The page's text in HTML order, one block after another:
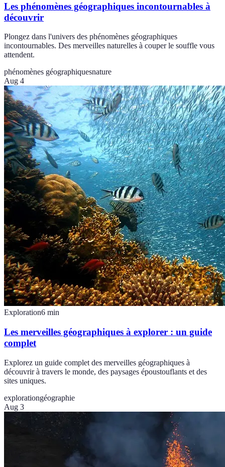
Les phénomènes géographiques incontournables à
découvrir
Plongez dans l'univers des phénomènes géographiques
incontournables. Des merveilles naturelles à couper le souffle vous
attendent.
phénomènes géographiquesnature
Aug 4
Exploration6 min
Les merveilles géographiques à explorer : un guide
complet
Explorez un guide complet des merveilles géographiques à
découvrir à travers le monde, des paysages époustouflants et des
sites uniques.
explorationgéographie
Aug 3